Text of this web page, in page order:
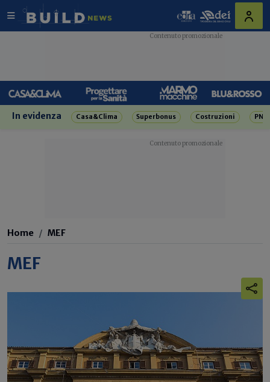
In evidenza Casa&Clima Superbonus Costruzioni
Home MEF
MEF